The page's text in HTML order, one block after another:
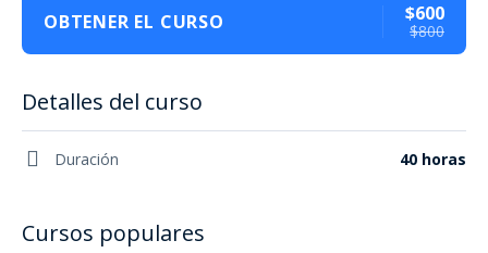
OBTENER EL CURSO $600
$800
Detalles del curso
Duración 40 horas
Cursos populares